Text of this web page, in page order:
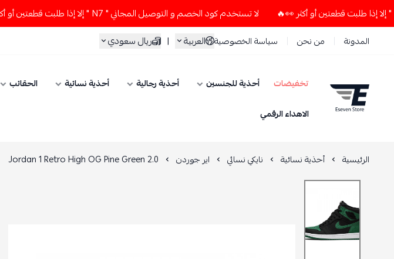
لا تستخدم كود الخصم و التوصيل المجاني " N7 " إلا إذا طلبت قطعتين أو أكثر 👀🔥
المدونة من نحن سياسة الخصوصية العربية | ريال سعودي
ESEVEN STORE
تخفيضات أحذية للجنسين أحذية رجالية أحذية نسائية الحقائب
الاهداء الرقمي
الرئيسية أحذية نسائية نايكي نسائي اير جوردن Jordan 1 Retro High OG Pine Green 2.0